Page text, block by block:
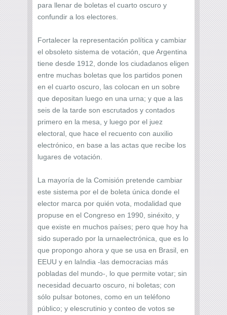
para llenar de boletas el cuarto oscuro y
confundir a los electores.
Fortalecer la representación política y cambiar
el obsoleto sistema de votación, que Argentina
tiene desde 1912, donde los ciudadanos eligen
entre muchas boletas que los partidos ponen
en el cuarto oscuro, las colocan en un sobre
que depositan luego en una urna; y que a las
seis de la tarde son escrutados y contados
primero en la mesa, y luego por el juez
electoral, que hace el recuento con auxilio
electrónico, en base a las actas que recibe los
lugares de votación.
La mayoría de la Comisión pretende cambiar
este sistema por el de boleta única donde el
elector marca por quién vota, modalidad que
propuse en el Congreso en 1990, sinéxito, y
que existe en muchos países; pero que hoy ha
sido superado por la urnaelectrónica, que es lo
que propongo ahora y que se usa en Brasil, en
EEUU y en laIndia -las democracias más
pobladas del mundo-, lo que permite votar; sin
necesidad decuarto oscuro, ni boletas; con
sólo pulsar botones, como en un teléfono
público; y elescrutinio y conteo de votos se